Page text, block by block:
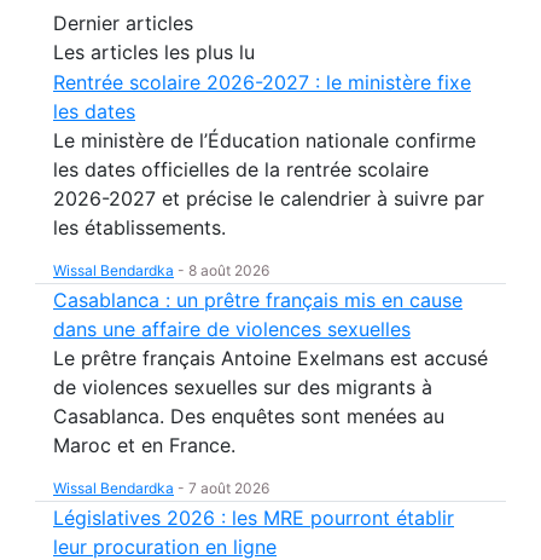
Dernier articles
Les articles les plus lu
Rentrée scolaire 2026-2027 : le ministère fixe
les dates
Le ministère de l’Éducation nationale confirme
les dates officielles de la rentrée scolaire
2026-2027 et précise le calendrier à suivre par
les établissements.
Wissal Bendardka - 8 août 2026
Casablanca : un prêtre français mis en cause
dans une affaire de violences sexuelles
Le prêtre français Antoine Exelmans est accusé
de violences sexuelles sur des migrants à
Casablanca. Des enquêtes sont menées au
Maroc et en France.
Wissal Bendardka - 7 août 2026
Législatives 2026 : les MRE pourront établir
leur procuration en ligne